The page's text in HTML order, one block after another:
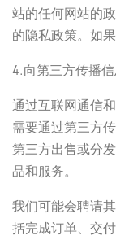
站的任何网站的
的隐私政策。如
4.向第三方传播信
通过互联网通信
需要通过第三方
第三方出售或分
品和服务。
我们可能会聘请
括完成订单、交